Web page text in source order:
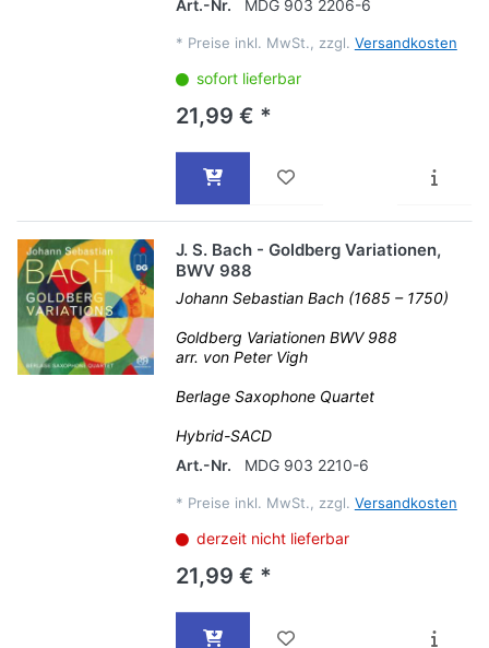
Art.-Nr.
MDG 903 2206-6
* Preise inkl. MwSt., zzgl. Versandkosten
sofort lieferbar
21,99 € *
J. S. Bach - Goldberg Variationen,
BWV 988
Johann Sebastian Bach (1685 – 1750)
Goldberg Variationen BWV 988
arr. von Peter Vigh
Berlage Saxophone Quartet
Hybrid-SACD
Art.-Nr.
MDG 903 2210-6
* Preise inkl. MwSt., zzgl. Versandkosten
derzeit nicht lieferbar
21,99 € *